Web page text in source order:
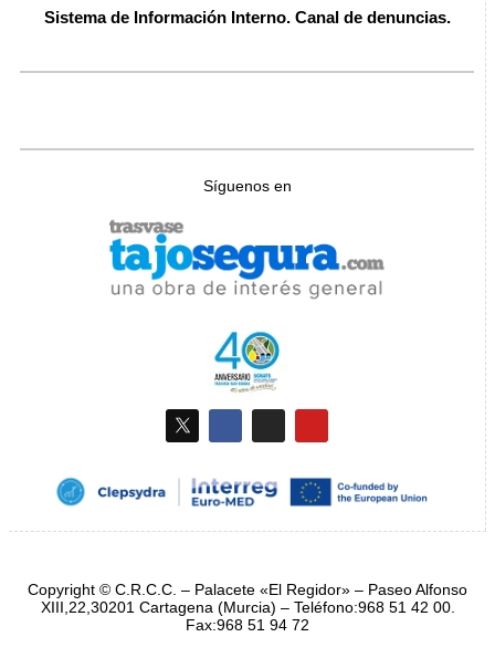
Sistema de Información Interno. Canal de denuncias.
Síguenos en
Copyright © C.R.C.C. – Palacete «El Regidor» – Paseo Alfonso
XIII,22,30201 Cartagena (Murcia) – Teléfono:968 51 42 00.
Fax:968 51 94 72